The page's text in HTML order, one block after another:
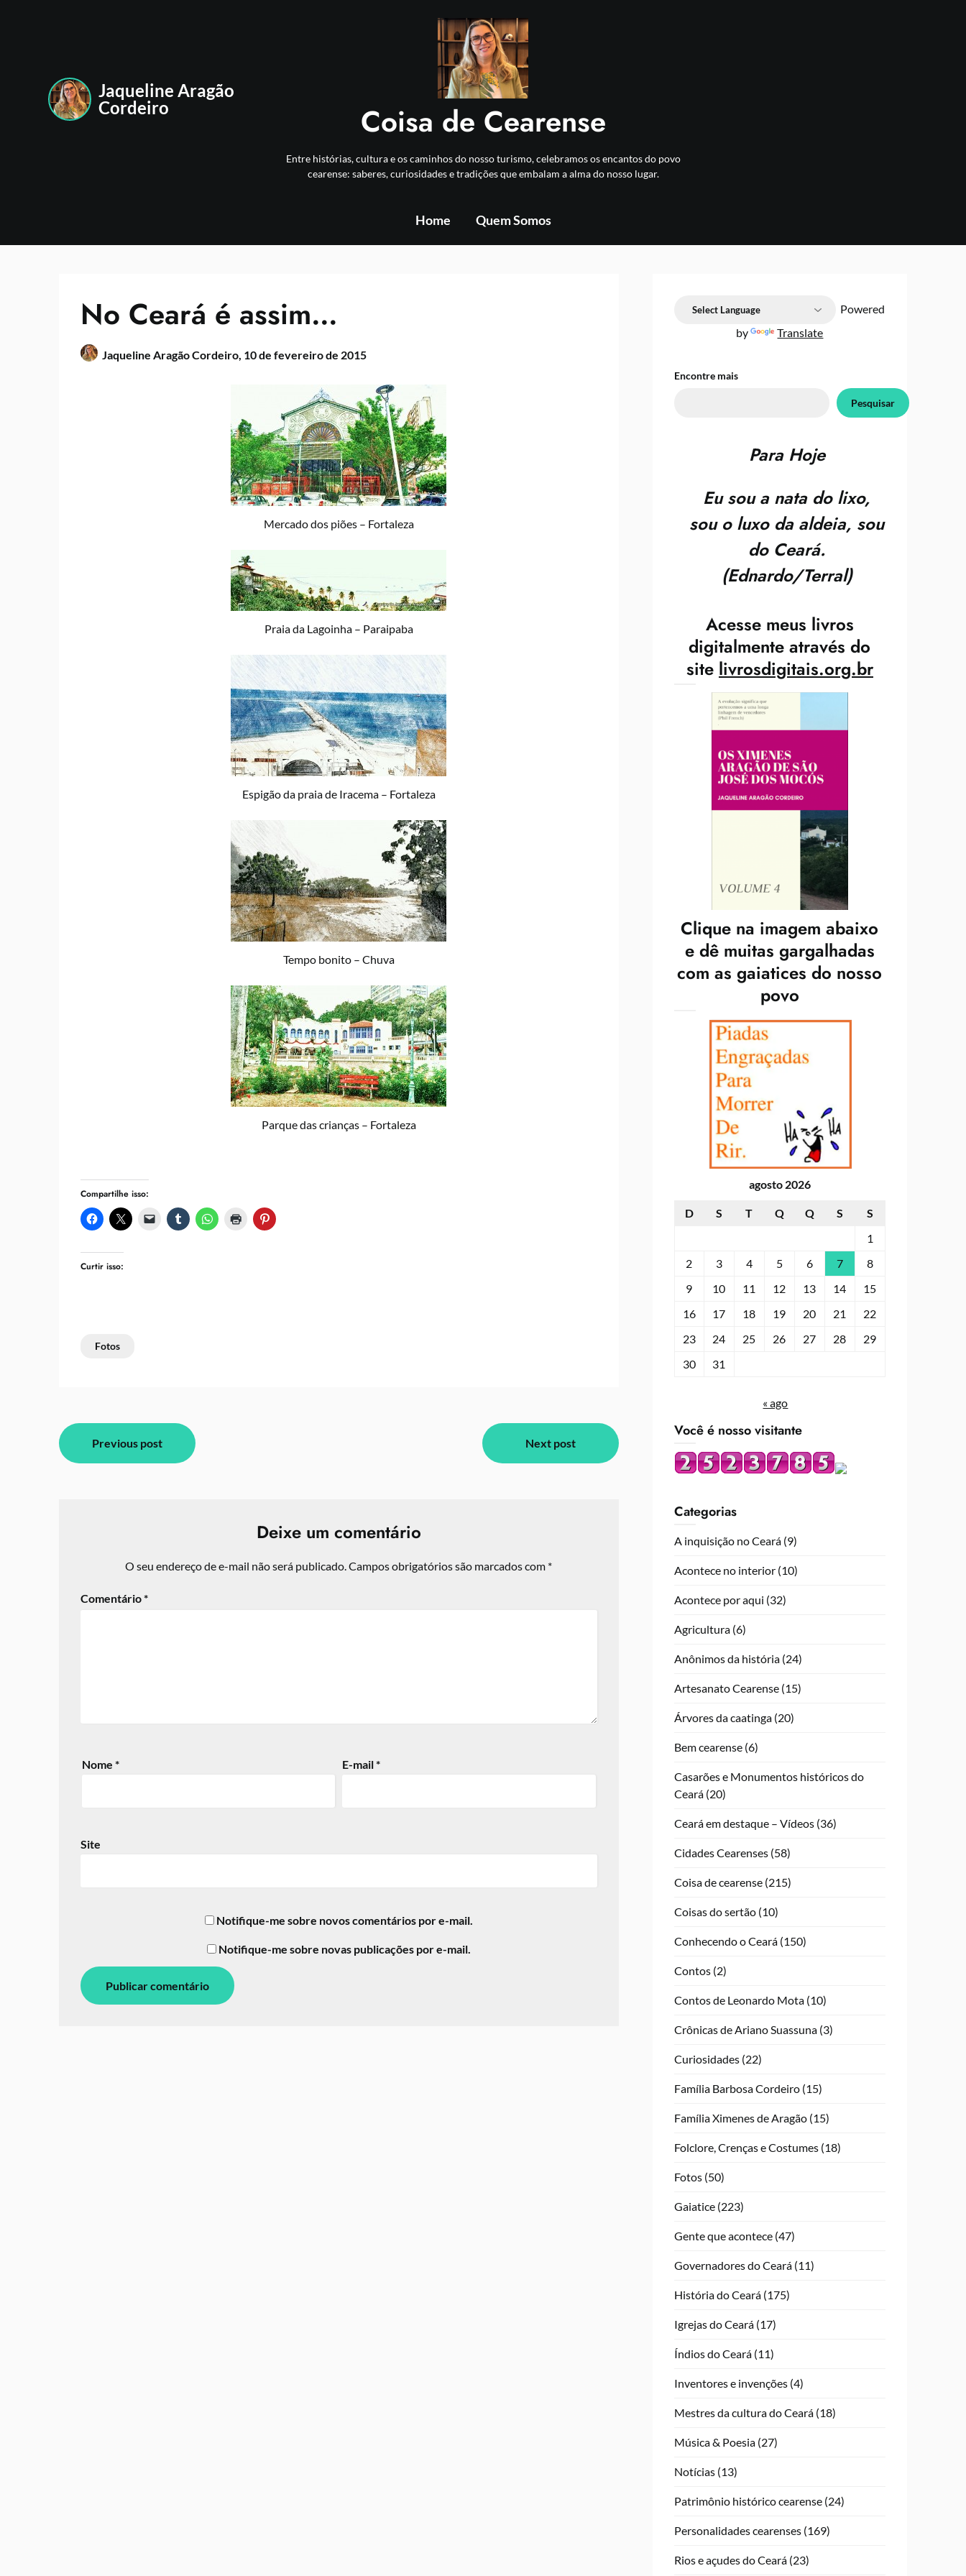
Jaqueline Aragão
Cordeiro
Coisa de Cearense
Entre histórias, cultura e os caminhos do nosso turismo, celebramos os encantos do povo
cearense: saberes, curiosidades e tradições que embalam a alma do nosso lugar.
Home Quem Somos
No Ceará é assim…
Jaqueline Aragão Cordeiro, 10 de fevereiro de 2015
Mercado dos piões – Fortaleza
Praia da Lagoinha – Paraipaba
Espigão da praia de Iracema – Fortaleza
Tempo bonito – Chuva
Parque das crianças – Fortaleza
Compartilhe isso:
Curtir isso:
Fotos
Navegação
de
Previous post Next post
Deixe um comentário
O seu endereço de e-mail não será publicado. Campos obrigatórios são marcados com *
Comentário*
Nome* E-mail*
Site
Notifique-me sobre novos comentários por e-mail.
Notifique-me sobre novas publicações por e-mail.
Powered
by
Translate
Encontre mais
Pesquisar
Para Hoje
Eu sou a nata do lixo,
sou o luxo da aldeia, sou
do Ceará.
(Ednardo/Terral)
Acesse meus livros
digitalmente através do
site livrosdigitais.org.br
Clique na imagem abaixo
e dê muitas gargalhadas
com as gaiatices do nosso
povo
agosto 2026
D S T Q Q S
S
1
2
3 4 5 6 7
8
9
10 11 12 13 14
15
16
17 18 19 20 21
22
23
24 25 26 27 28
29
30
31
« ago
Você é nosso visitante
Categorias
A inquisição no Ceará(9)
Acontece no interior(10)
Acontece por aqui (32)
Agricultura(6)
Anônimos da história(24)
Artesanato Cearense(15)
Árvores da caatinga(20)
Bem cearense(6)
Casarões e Monumentos históricos do
Ceará(20)
Ceará em destaque – Vídeos(36)
Cidades Cearenses(58)
Coisa de cearense(215)
Coisas do sertão(10)
Conhecendo o Ceará(150)
Contos(2)
Contos de Leonardo Mota(10)
Crônicas de Ariano Suassuna(3)
Curiosidades(22)
Família Barbosa Cordeiro(15)
Família Ximenes de Aragão(15)
Folclore, Crenças e Costumes(18)
Fotos(50)
Gaiatice(223)
Gente que acontece(47)
Governadores do Ceará(11)
História do Ceará(175)
Igrejas do Ceará(17)
Índios do Ceará(11)
Inventores e invenções(4)
Mestres da cultura do Ceará(18)
Música & Poesia(27)
Notícias(13)
Patrimônio histórico cearense(24)
Personalidades cearenses(169)
Rios e açudes do Ceará(23)